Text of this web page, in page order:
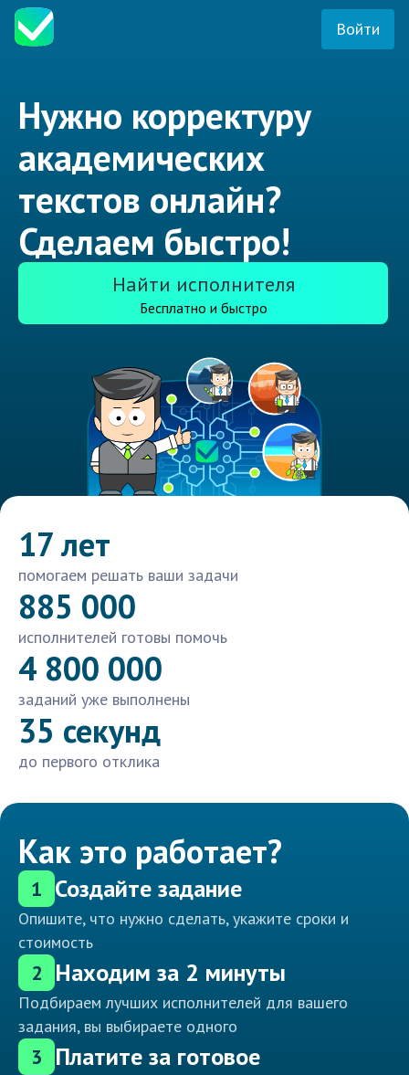
Войти
Нужно корректуру
академических
текстов онлайн?
Сделаем быстро!
Найти исполнителя
Бесплатно и быстро
17 лет
помогаем решать ваши задачи
885 000
исполнителей готовы помочь
4 800 000
заданий уже выполнены
35 секунд
до первого отклика
Как это работает?
1 Создайте задание
Опишите, что нужно сделать, укажите сроки и
стоимость
2 Находим за 2 минуты
Подбираем лучших исполнителей для вашего
задания, вы выбираете одного
3 Платите за готовое